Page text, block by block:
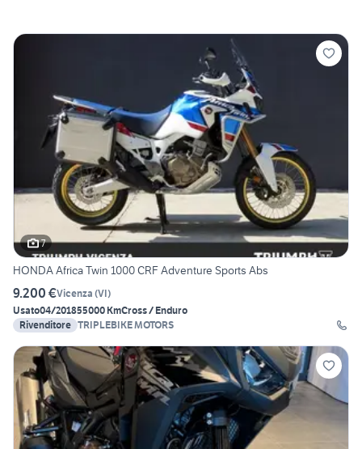
7
HONDA Africa Twin 1000 CRF Adventure Sports Abs
9.200 €Vicenza (VI)
Usato04/201855000 KmCross / Enduro
Rivenditore
TRIPLEBIKE MOTORS